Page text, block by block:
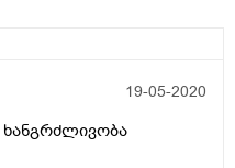
19-05-2020
ხანგრძლივობა